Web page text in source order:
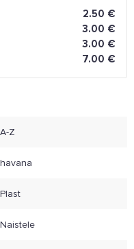
A-Z
havana
Plast
Naistele
2.50 €
3.00 €
3.00 €
7.00 €